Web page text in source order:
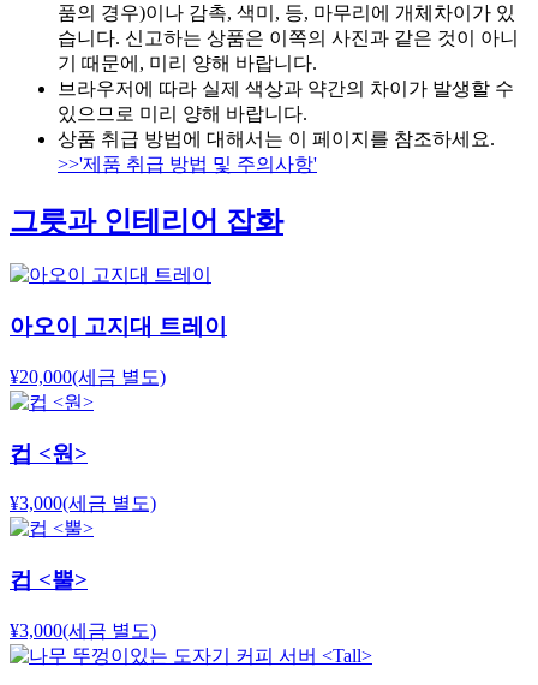
품의 경우)이나 감촉, 색미, 등, 마무리에 개체차이가 있
습니다. 신고하는 상품은 이쪽의 사진과 같은 것이 아니
기 때문에, 미리 양해 바랍니다.
브라우저에 따라 실제 색상과 약간의 차이가 발생할 수
있으므로 미리 양해 바랍니다.
상품 취급 방법에 대해서는 이 페이지를 참조하세요.
>>'제품 취급 방법 및 주의사항'
그릇과 인테리어 잡화
아오이 고지대 트레이
¥20,000(세금 별도)
컵 <원>
¥3,000(세금 별도)
컵 <뿔>
¥3,000(세금 별도)